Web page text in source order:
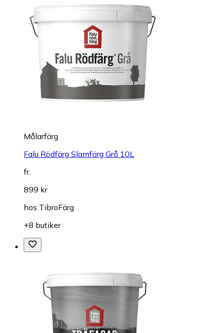
Målarfärg
Falu Rödfärg Slamfärg Grå 10L
fr.
899 kr
hos TibroFärg
+8 butiker